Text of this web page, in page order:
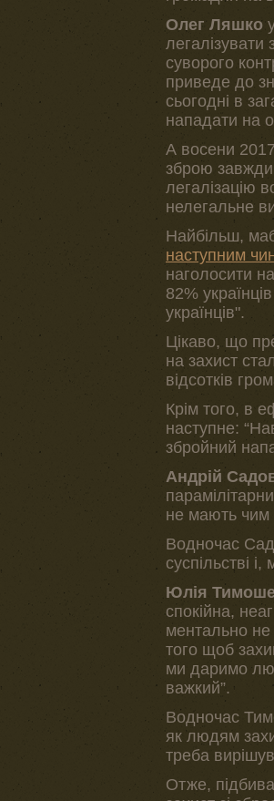
Олег Ляшко
суворого
приведе до
сьогодні в
нападати на
А восени
зброю
легалізацію
нелегальне
Найбільш,
наступним
наголосити
82%
українців".
Цікаво, що
на захист
відсотків
Крім того, в
наступне:
збройний
Андрій
не мають чим
Водночас
суспільстві
Юлія
спокійна,
ментально
того щоб
ми даримо
важкий”.
Водночас
як людям
треба
Отже,